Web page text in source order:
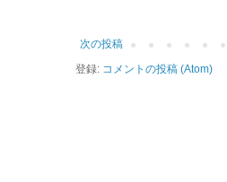
次の投稿
登録: コメントの投稿 (Atom)